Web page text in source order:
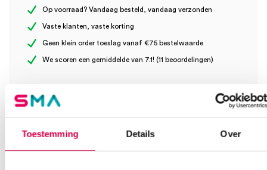
Toestemming Details Over
CP100/150/200/250 (1)” te beoordelen
Op voorraad? Vandaag besteld, vandaag verzonden
Vaste klanten, vaste korting
Geen klein order toeslag vanaf €75 bestelwaarde
We scoren een gemiddelde van 7.1! (11 beoordelingen)
Klantenservice